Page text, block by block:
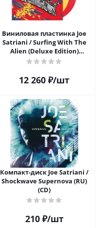
Виниловая пластинка Joe
Satriani / Surfing With The
Alien (Deluxe Edition)
(Coloured Vinyl)(2LP)
12 260 ₽/шт
Компакт-диск Joe Satriani /
Shockwave Supernova (RU)
(CD)
210₽/шт